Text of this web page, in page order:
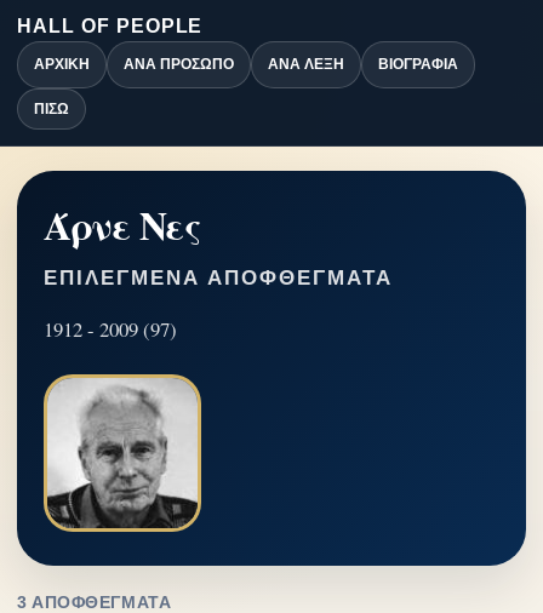
HALL OF PEOPLE
ΑΡΧΙΚΉ ΑΝΆ ΠΡΌΣΩΠΟ ΑΝΆ ΛΈΞΗ ΒΙΟΓΡΑΦΊΑ
ΠΊΣΩ
Άρνε Νες
ΕΠΙΛΕΓΜΈΝΑ ΑΠΟΦΘΈΓΜΑΤΑ
1912 - 2009 (97)
3 ΑΠΟΦΘΈΓΜΑΤΑ